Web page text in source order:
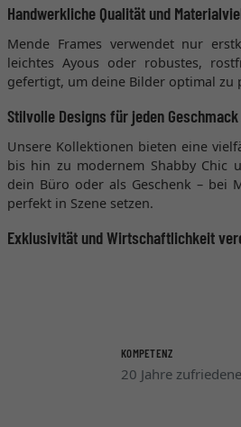
Handwerkliche Qualität und
Mende Frames verwendet nur
leichtes Ayous oder robustes,
gefertigt, um deine Bilder optimal zu
Stilvolle Designs für jeden Geschmack
Unsere Kollektionen bieten eine
bis hin zu modernem Shabby Chic
dein Büro oder als Geschenk – bei
perfekt in Szene setzen.
Exklusivität und Wirtschaftlichkeit
KOMPETENZ
20 Jahre